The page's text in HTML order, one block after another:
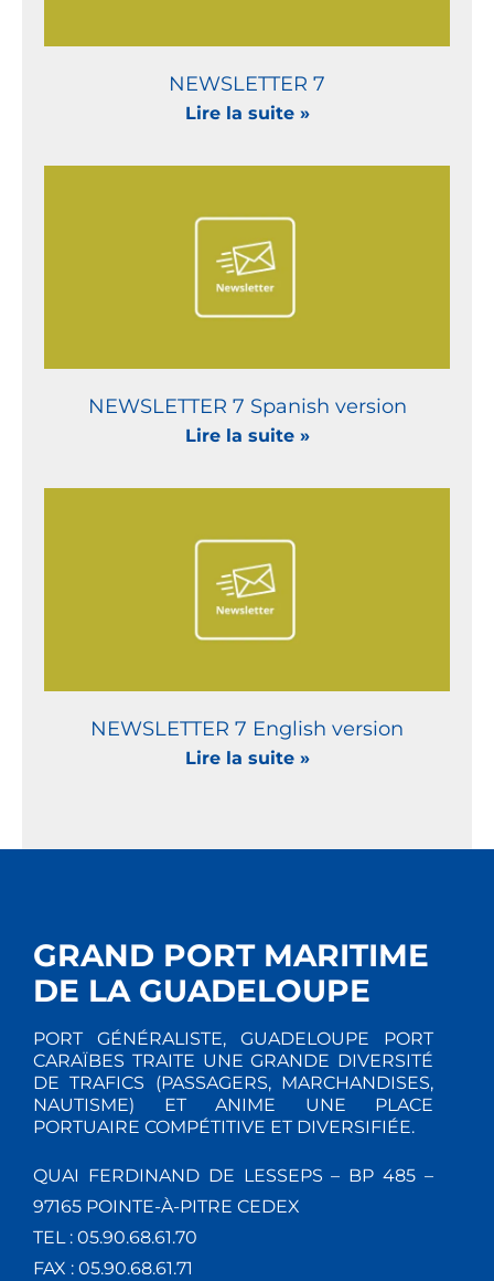
NEWSLETTER 7
Lire la suite »
NEWSLETTER 7 Spanish version
Lire la suite »
NEWSLETTER 7 English version
Lire la suite »
GRAND PORT MARITIME
DE LA GUADELOUPE
PORT GÉNÉRALISTE, GUADELOUPE PORT
CARAÏBES TRAITE UNE GRANDE DIVERSITÉ
DE TRAFICS (PASSAGERS, MARCHANDISES,
NAUTISME) ET ANIME UNE PLACE
PORTUAIRE COMPÉTITIVE ET DIVERSIFIÉE.
QUAI FERDINAND DE LESSEPS – BP 485 –
97165 POINTE-À-PITRE CEDEX
TEL : 05.90.68.61.70
FAX : 05.90.68.61.71